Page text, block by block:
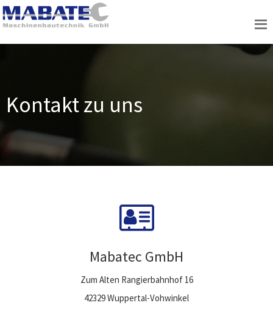
Kontakt zu uns
Mabatec GmbH
Zum Alten Rangierbahnhof 16
42329 Wuppertal-Vohwinkel